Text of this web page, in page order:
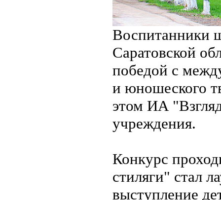
Воспитанники
Саратовской
победой с
и юношеского
этом ИА
учреждения.
Конкурс
стиляги" стал
выступление